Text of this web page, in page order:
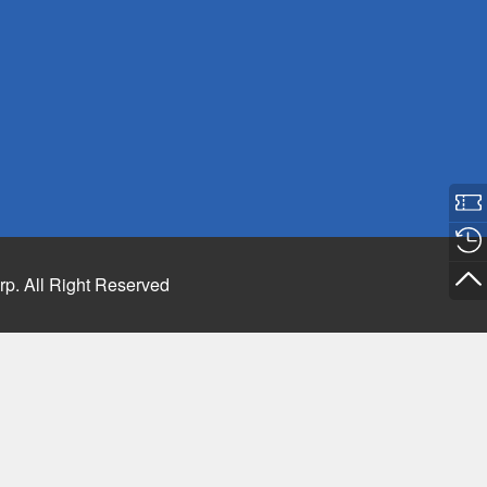
All Right Reserved